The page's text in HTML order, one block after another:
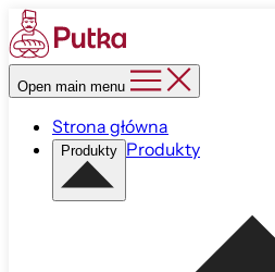
Open main menu
Strona główna
Produkty Produkty